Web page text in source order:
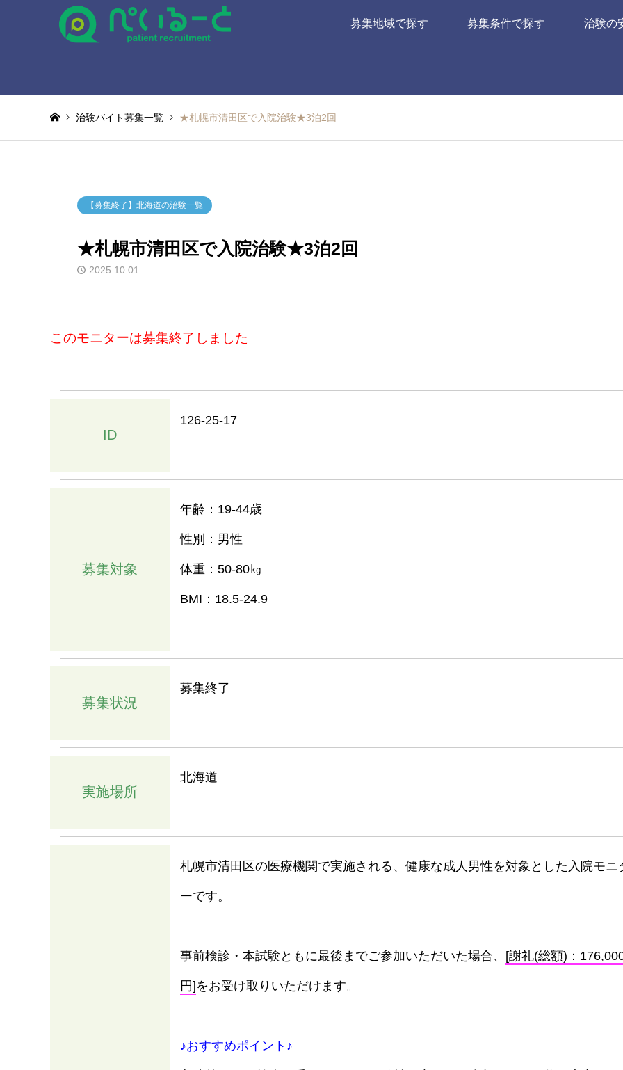
募集地域で探す 募集条件で探す 治験の
治験バイト募集一覧 ★札幌市清田区で入院治験★3泊2回
【募集終了】北海道の治験一覧
★札幌市清田区で入院治験★3泊2回
2025.10.01
このモニターは募集終了しました
ID
126-25-17
募集対象
年齢：19-44歳
性別：男性
体重：50-80㎏
BMI：18.5-24.9
募集状況
募集終了
実施場所
北海道
札幌市清田区の医療機関で実施される、健康な成人男性を対象とした入院モニ
ーです。
事前検診・本試験ともに最後までご参加いただいた場合、 [謝礼(総額)：
円] をお受け取りいただけます。
♪おすすめポイント♪